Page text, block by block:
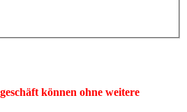
können ohne weitere